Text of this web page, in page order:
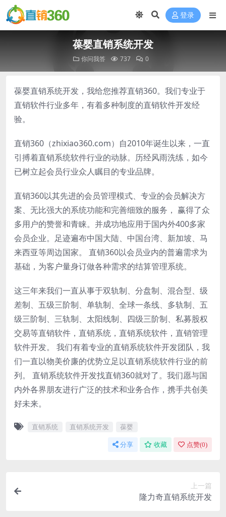
登录
葆婴直销系统开发
你问我答 737 0
葆婴直销系统开发，我给您推荐直销360。我们专业于
直销软件行业多年，有着多种制度的直销软件开发经
验。
直销360（zhixiao360.com）自2010年诞生以来，一直
引搏着直销系统软件行业的动脉。历经风雨洗练，如今
已树立起会员行业众人瞩目的专业品牌。
直销360以其先进的会员管理模式、专业的会员解决方
案、无比强大的系统功能和完善细致的服务， 赢得了众
多用户的赞誉和青睐。并成功地应用于国内外400多家
会员企业。足迹遍布中国大陆、中国台湾、新加坡、马
来西亚等周边国家。 直销360以会员业内的普遍需求为
基础，为客户量身订做各种需求的结算管理系统。
这三年来我们一直从事于双轨制、分盘制、混合型、级
差制、五级三阶制、单轨制、全球一条线、多轨制、五
级三阶制、三轨制、太阳线制、四级三阶制、私募股权
交易等直销软件，直销系统，直销系统软件，直销管理
软件开发。 我们有着专业的直销系统软件开发团队，我
们一直以物美价廉的优势立足以直销系统软件行业的前
列。 直销系统软件开发找直销360就对了。我们愿与国
内外各界朋友进行广泛的技术和业务合作，携手共创美
好未来。
直销系统 直销系统开发 葆婴
分享 收藏 点赞(0)
上一篇
隆力奇直销系统开发